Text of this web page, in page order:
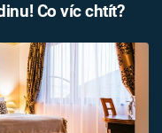
Co víc chtít?